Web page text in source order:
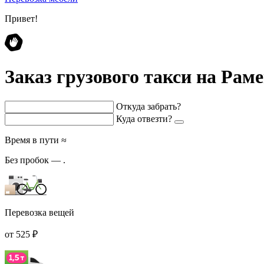
Привет!
Заказ грузового такси на
Откуда забрать?
Куда отвезти?
Время в пути ≈
Без пробок — .
Перевозка вещей
от 525 ₽